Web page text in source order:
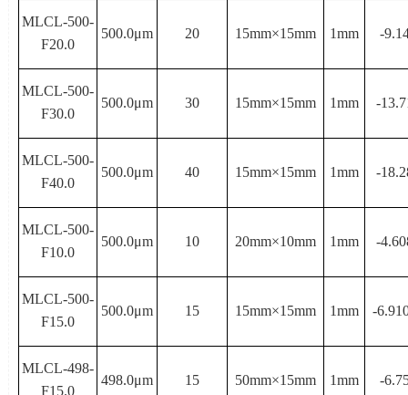
MLCL-500-
F20.0
500.0μm 20 15mm×15mm 1mm -
MLCL-500-
F30.0
500.0μm 30 15mm×15mm 1mm -
MLCL-500-
F40.0
500.0μm 40 15mm×15mm 1mm -
MLCL-500-
F10.0
500.0μm 10 20mm×10mm 1mm -
MLCL-500-
F15.0
500.0μm 15 15mm×15mm 1mm -
MLCL-498-
F15.0
498.0μm 15 50mm×15mm 1mm -